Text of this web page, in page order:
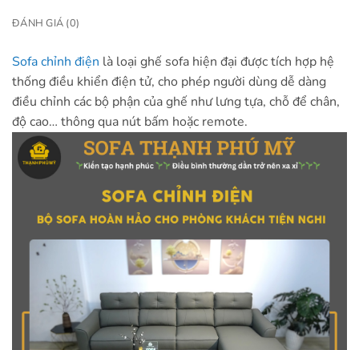
ĐÁNH GIÁ (0)
Sofa chỉnh điện là loại ghế sofa hiện đại được tích hợp hệ
thống điều khiển điện tử, cho phép người dùng dễ dàng
điều chỉnh các bộ phận của ghế như lưng tựa, chỗ để chân,
độ cao… thông qua nút bấm hoặc remote.